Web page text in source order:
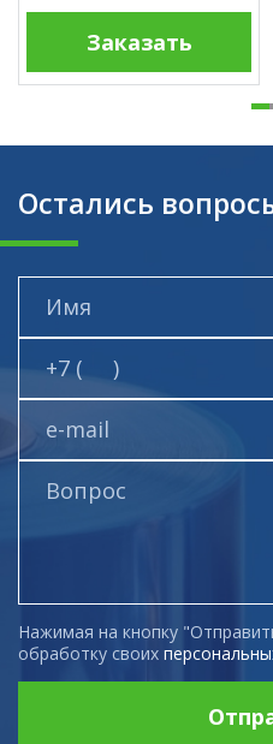
Заказать
Остались
Нажимая на кнопку
обработку своих